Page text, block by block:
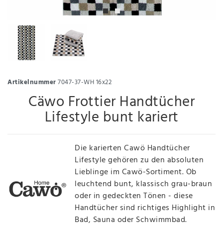
Artikelnummer7047-37-WH 16x22
Cäwo Frottier Handtücher
Lifestyle bunt kariert
Die karierten Cawö Handtücher
Lifestyle gehören zu den absoluten
Lieblinge im Cawö-Sortiment. Ob
leuchtend bunt, klassisch grau-braun
oder in gedeckten Tönen - diese
Handtücher sind richtiges Highlight in
Bad, Sauna oder Schwimmbad.